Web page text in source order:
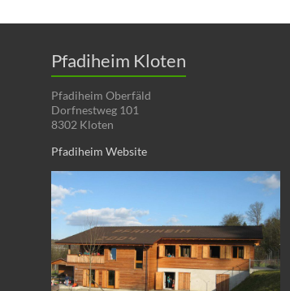
Pfadiheim Kloten
Pfadiheim Oberfäld
Dorfnestweg 101
8302 Kloten
Pfadiheim Website